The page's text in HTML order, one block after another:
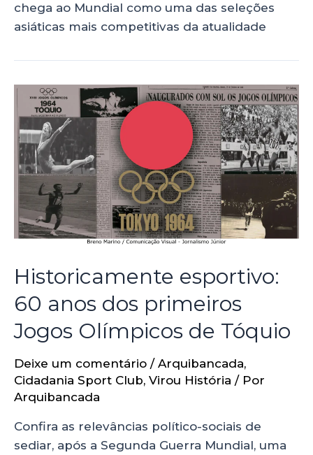
chega ao Mundial como uma das seleções
asiáticas mais competitivas da atualidade
Historicamente esportivo:
60 anos dos primeiros
Jogos Olímpicos de Tóquio
Deixe um comentário / Arquibancada,
Cidadania Sport Club, Virou História / Por
Arquibancada
Confira as relevâncias político-sociais de
sediar, após a Segunda Guerra Mundial, uma